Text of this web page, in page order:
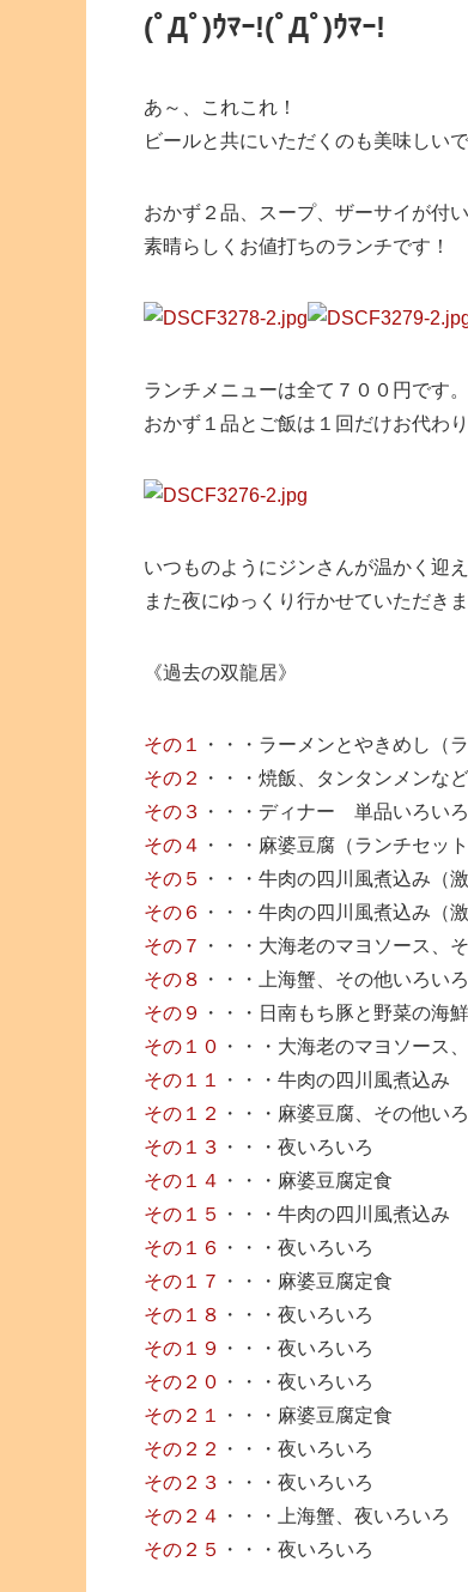
(ﾟДﾟ)ｳﾏｰ!(ﾟДﾟ)ｳﾏｰ!
あ～、これこれ！
ビールと共にいただくのも美味しい
おかず２品、スープ、ザーサイが付
素晴らしくお値打ちのランチです！
ランチメニューは全て７００円です。
おかず１品とご飯は１回だけお代わ
いつものようにジンさんが温かく迎
また夜にゆっくり行かせていただきま
《過去の双龍居》
その１
・・・ラーメンとやきめし（
その２
・・・焼飯、タンタンメンなど
その３ ・・・ディナー 単品いろいろ
その４ ・・・麻婆豆腐（ランチセット
その５
・・・牛肉の四川風煮込み（
その６
・・・牛肉の四川風煮込み（
その７
・・・大海老のマヨソース、
その８ ・・・上海蟹、その他いろいろ
その９
・・・日南もち豚と野菜の海
その１０ ・・・大海老のマヨソース
その１１
・・・牛肉の四川風煮込み
その１２
・・・麻婆豆腐、その他い
その１３ ・・・夜いろいろ
その１４ ・・・麻婆豆腐定食
その１５
・・・牛肉の四川風煮込み
その１６
・・・夜いろいろ
その１７
・・・麻婆豆腐定食
その１８ ・・・夜いろいろ
その１９
・・・夜いろいろ
その２０ ・・・夜いろいろ
その２１
・・・麻婆豆腐定食
その２２
・・・夜いろいろ
その２３ ・・・夜いろいろ
その２４ ・・・上海蟹、夜いろいろ
その２５
・・・夜いろいろ